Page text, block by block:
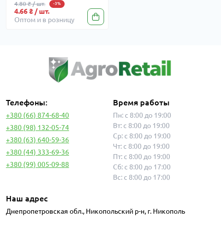
4.80 ₴ / шт. -3%
4.66 ₴ / шт.
Оптом и в розницу
Телефоны:
+380 (66) 874-68-40
+380 (98) 132-05-74
+380 (63) 640-59-36
+380 (44) 333-69-36
+380 (99) 005-09-88
Время работы
Пн: с 8:00 до 19:00
Вт: с 8:00 до 19:00
Ср: с 8:00 до 19:00
Чт: с 8:00 до 19:00
Пт: с 8:00 до 19:00
Сб: с 8:00 до 17:00
Вс: с 8:00 до 17:00
Наш адрес
Днепропетровская обл., Никопольский р-н, г. Никополь